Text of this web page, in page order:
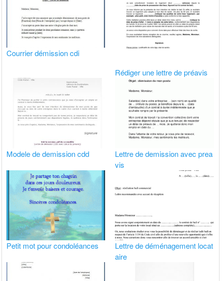
Courrier démission cdi
Rédiger une lettre de préavis
Modele de demission cdd
Lettre de demission avec prea
vis
Petit mot pour condoléances
Lettre de déménagement locat
aire